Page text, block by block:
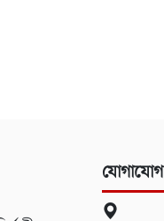
যোগাযোগ